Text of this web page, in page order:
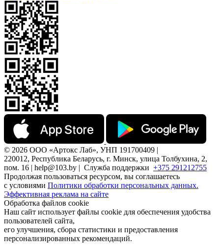
© 2026 ООО «Артокс Лаб», УНП 191700409 |
220012, Республика Беларусь, г. Минск, улица Толбухина, 2,
пом. 16 | help@103.by | Служба поддержки +375 291212755
Продолжая пользоваться ресурсом, вы соглашаетесь
с условиями Политики обработки персональных данных.
Эффективная реклама на сайте
Обработка файлов cookie
Наш сайт использует файлы cookie для обеспечения удобства
пользователей сайта,
его улучшения, сбора статистики и предоставления
персонализированных рекомендаций.